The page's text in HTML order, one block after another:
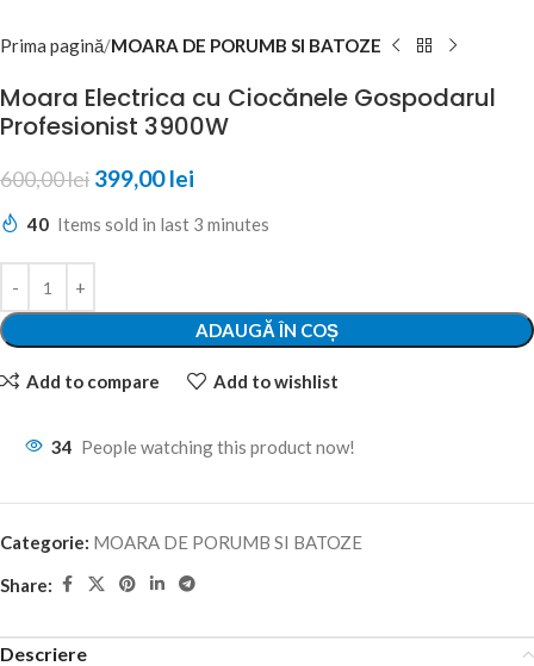
Prima pagină MOARA DE PORUMB SI BATOZE
Moara Electrica cu Ciocănele Gospodarul
Profesionist 3900W
600,00lei 399,00lei
40 Items sold in last 3 minutes
ADAUGĂ ÎN COȘ
Add to compare Add to wishlist
34 People watching this product now!
Categorie: MOARA DE PORUMB SI BATOZE
Share:
Descriere